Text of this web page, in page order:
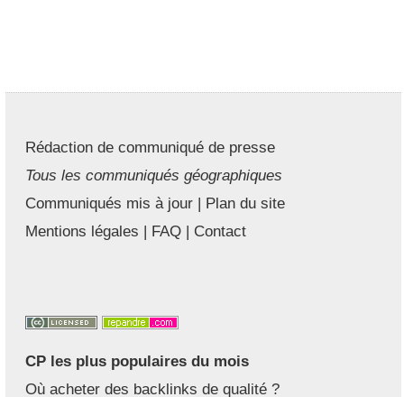
Rédaction de communiqué de presse
Tous les communiqués géographiques
Communiqués mis à jour | Plan du site
Mentions légales | FAQ | Contact
CP les plus populaires du mois
Où acheter des backlinks de qualité ?